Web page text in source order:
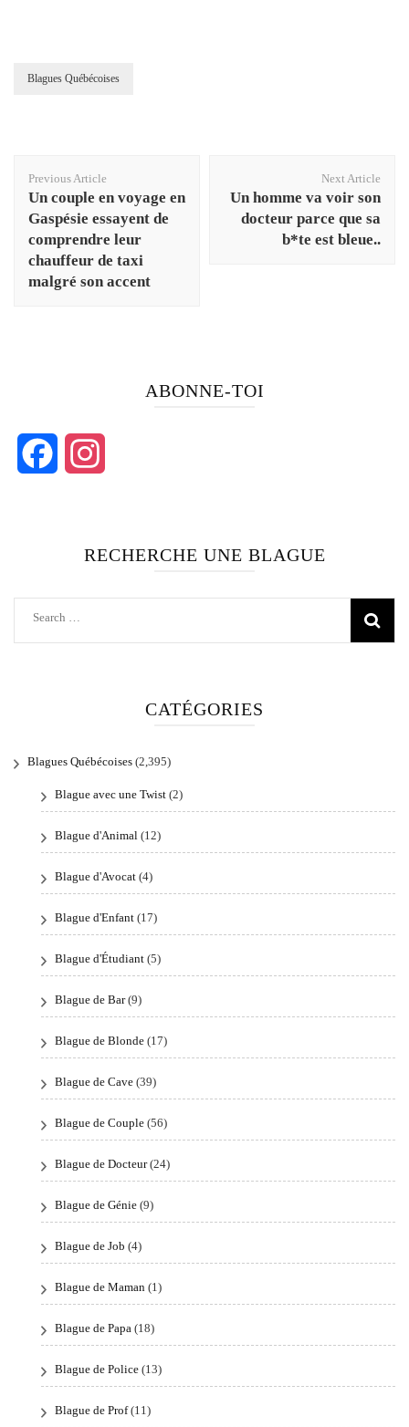
Blagues Québécoises
Navigation
Previous Article
Un couple en voyage en
Gaspésie essayent de
comprendre leur
chauffeur de taxi
malgré son accent
Next Article
Un homme va voir son
docteur parce que sa
b*te est bleue..
ABONNE-TOI
Facebook
RECHERCHE UNE BLAGUE
Search
CATÉGORIES
Blagues Québécoises (2,395)
Blague avec une Twist (2)
Blague d'Animal (12)
Blague d'Avocat (4)
Blague d'Enfant (17)
Blague d'Étudiant (5)
Blague de Bar(9)
Blague de Blonde (17)
Blague de Cave (39)
Blague de Couple (56)
Blague de Docteur(24)
Blague de Génie (9)
Blague de Job (4)
Blague de Maman (1)
Blague de Papa (18)
Blague de Police (13)
Blague de Prof(11)